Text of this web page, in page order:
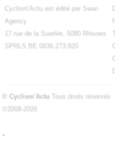
Cyclism'Actu est édité par Swar-
Agency
17 rue de la Suarlée, 5080 Rhisnes
SPRLS BE 0836.273.820
© Cyclism'Actu Tous droits réservés
©2008-2026
-